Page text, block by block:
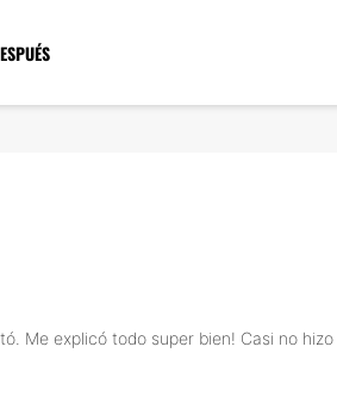
Me explicó todo super bien! Casi no